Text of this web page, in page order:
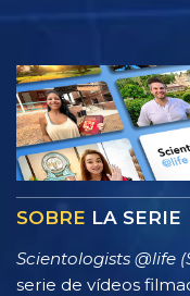
SOBRE LA SERIE
Scientologists @life
serie de vídeos